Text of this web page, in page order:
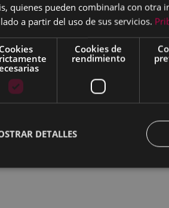
ARREGI - RICARDO
- BAROJA COLLET -
ELORZA - AITOR ETXEBERRIA -
IBAÑEZ – JOSE FELIX IGARTUA -
LASPIUR - BINGEN DE
STAMMEL - FERNANDO
quienes pueden combinarla con otra
a partir del uso de sus servicios.
Cookies
Cookies de
rendimiento
DETALLES